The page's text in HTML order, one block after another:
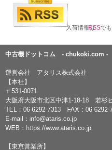
入荷情報はRSSで
中古機ドットコム - chukoki.com -
運営会社 アタリス株式会社
【本社】
〒531-0071
大阪府大阪市北区中津1-18-18 若杉
TEL：06-6292-7313 FAX：06-6292-
E-mail： info@ataris.co.jp
WEB： https://www.ataris.co.jp
【東京営業所】